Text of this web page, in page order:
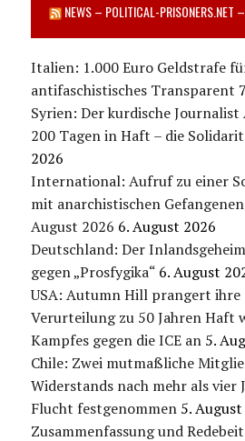
NEWS – POLITICAL-PRISONERS.NET –
Italien: 1.000 Euro Geldstrafe
antifaschistisches Transparent
Syrien: Der kurdische
200 Tagen in Haft – die
2026
International: Aufruf zu einer
mit anarchistischen
August 2026 6. August 2026
Deutschland: Der
gegen „Prosfygika“ 6. August
USA: Autumn Hill prangert ihre
Verurteilung zu 50 Jahren Haft
Kampfes gegen die ICE an 5.
Chile: Zwei mutmaßliche
Widerstands nach mehr als vier
Flucht festgenommen 5.
Zusammenfassung und